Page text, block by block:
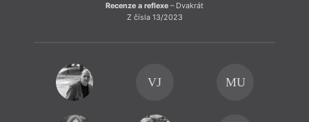
Recenze a reflexe – Dvakrát
Z čísla 13/2023
VJ MU